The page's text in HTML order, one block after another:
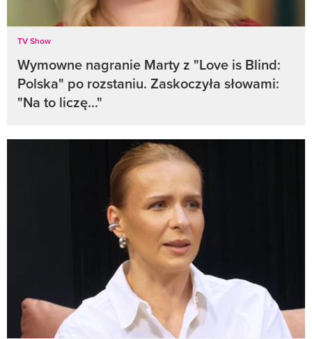
TV Show
Wymowne nagranie Marty z "Love is Blind:
Polska" po rozstaniu. Zaskoczyła słowami:
"Na to liczę..."